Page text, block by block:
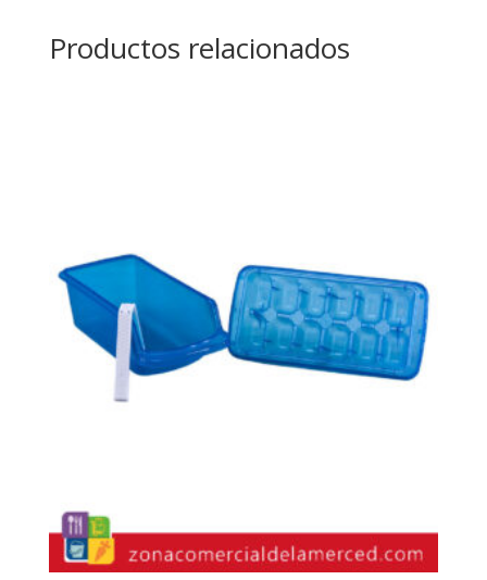
Productos relacionados